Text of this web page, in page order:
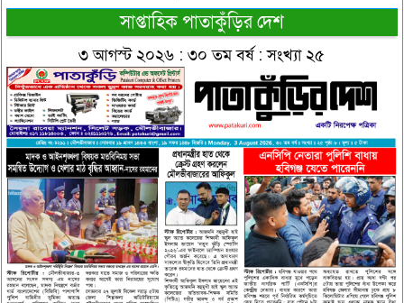
সাপ্তাহিক পাতাকুঁড়ির দেশ
৩ আগস্ট ২০২৬ : ৩০ তম বর্ষ : সংখ্যা ২৫